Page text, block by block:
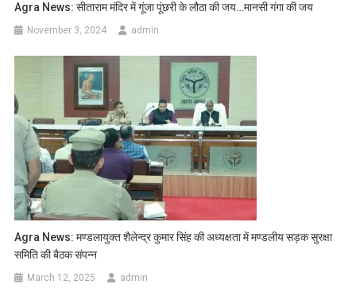
Agra News: सीताराम मंदिर में गूंजा पूंछरी के लौठा की जय…मानसी गंगा की जय
November 3, 2024 admin
Agra News: मण्डलायुक्त शैलेन्द्र कुमार सिंह की अध्यक्षता में मण्डलीय सड़क सुरक्षा
समिति की बैठक संपन्न
March 12, 2025 admin